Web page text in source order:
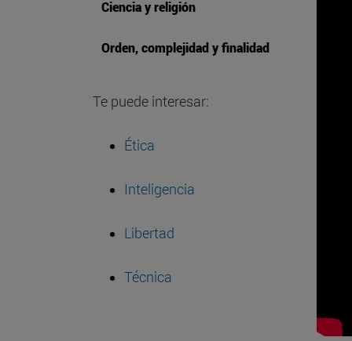
Ciencia y religión
Orden, complejidad y finalidad
Te puede interesar:
Ética
Inteligencia
Libertad
Técnica